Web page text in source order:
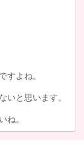
すよね。
いと思います。
ね。